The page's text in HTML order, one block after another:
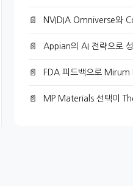
📄 NVIDIA Omniverse와
📄 Appian의 AI 전략으로 성
📄 FDA 피드백으로
📄 MP Materials 선택이